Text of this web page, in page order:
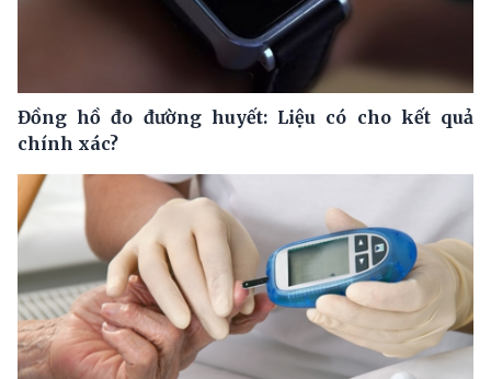
Đồng hồ đo đường huyết: Liệu có cho kết quả
chính xác?